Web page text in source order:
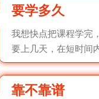
要学多久
我想快点把课程学完
要上几天，在短时间
靠不靠谱